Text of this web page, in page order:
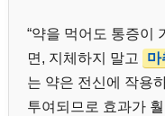
“약을 먹어도 통증이
면, 지체하지 말고
마
는 약은 전신에 작용
투여되므로 효과가